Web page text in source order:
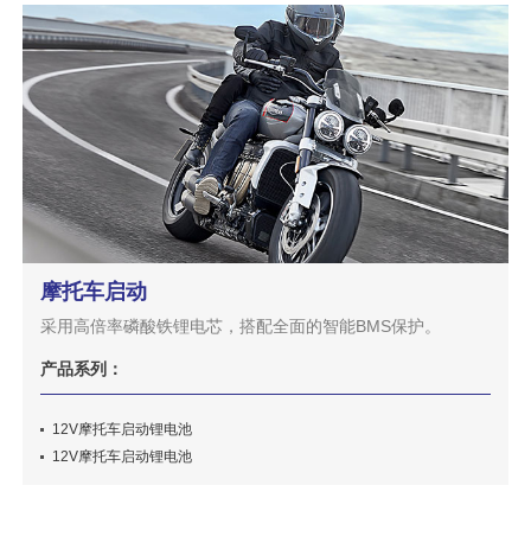
摩托车启动
采用高倍率磷酸铁锂电芯，搭配全面的智能BMS保护。
产品系列：
12V摩托车启动锂电池
12V摩托车启动锂电池